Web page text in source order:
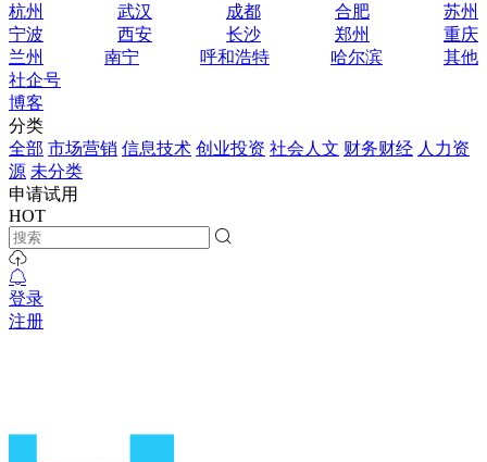
杭州
武汉 成都 合肥
苏州
宁波
西安 长沙 郑州
重庆
兰州
南宁 呼和浩特 哈尔滨
其他
社企号
博客
分类
全部 市场营销 信息技术 创业投资 社会人文 财务财经 人力资
源 未分类
申请试用
HOT
登录
注册